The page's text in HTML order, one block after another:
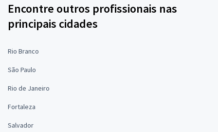
Encontre outros profissionais nas
principais cidades
Rio Branco
São Paulo
Rio de Janeiro
Fortaleza
Salvador